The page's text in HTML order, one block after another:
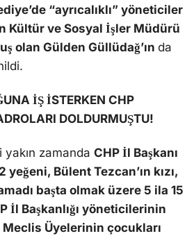
“ayrıcalıklı” yöneticiler
Kültür ve Sosyal İşler Müdürü
olan Gülden Güllüdağ’ın da
İŞ İSTERKEN CHP
DOLDURMUŞTU!
yakın zamanda CHP İl Başkanı
yeğeni, Bülent Tezcan’ın kızı,
başta olmak üzere 5 ila 15
İl Başkanlığı yöneticilerinin
Meclis Üyelerinin çocukları